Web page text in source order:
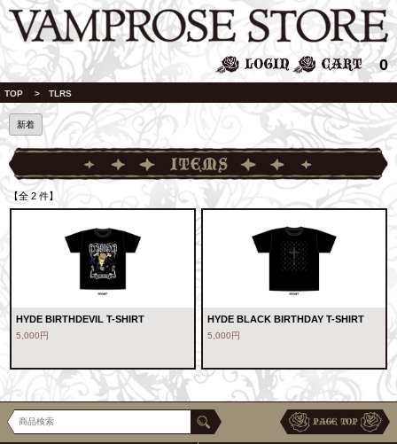
0
TOP > TLRS
新着
【全 2 件】
HYDE BIRTHDEVIL T-SHIRT
5,000円
HYDE BLACK BIRTHDAY T-SHIRT
5,000円